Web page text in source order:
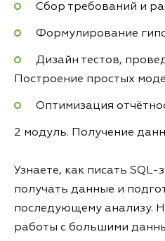
Сбор требований и
Формулирование
Дизайн тестов,
Построение простых
Оптимизация
2 модуль. Получение
Узнаете, как писать SQL-
получать данные и
последующему анализу.
работы с большими